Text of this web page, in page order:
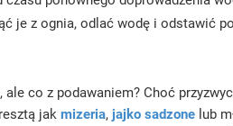
je z ognia, odlać wodę i odstawić
co z podawaniem? Choć
jak mizeria, jajko sadzone lub